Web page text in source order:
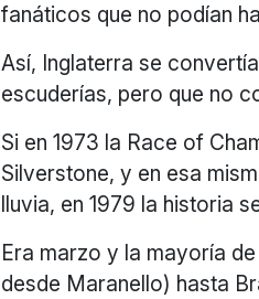
fanáticos que no podían
Así, Inglaterra se
escuderías, pero que no
Si en 1973 la Race of
Silverstone, y en esa
lluvia, en 1979 la historia
Era marzo y la mayoría
desde Maranello) hasta